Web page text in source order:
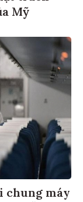
Mỹ
chung máy